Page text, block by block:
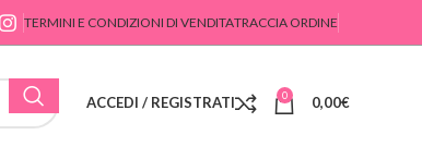
TERMINI E CONDIZIONI DI VENDITATRACCIA ORDINE
ACCEDI / REGISTRATI 0 0,00€